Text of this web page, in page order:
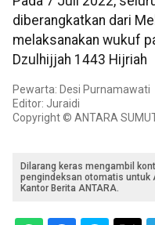
diberangkatkan dari
melaksanakan wukuf
Dzulhijjah 1443 Hijriah
Pewarta: Desi Purnamawati
Editor: Juraidi
Copyright © ANTARA
Dilarang keras mengambil
pengindeksan otomatis untuk
Kantor Berita ANTARA.